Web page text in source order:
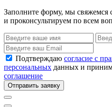
Заполните форму, мы свяжемся
и проконсультируем по всем
Подтверждаю согласие с
персональных данных и
соглашение
Отправить заявку